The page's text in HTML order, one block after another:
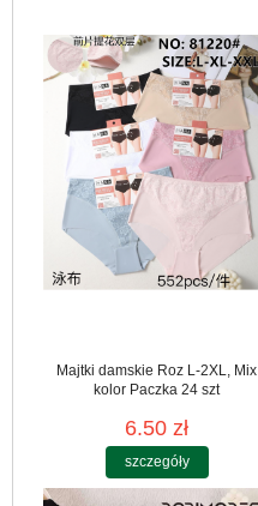
Majtki damskie Roz L-2XL, Mix
kolor Paczka 24 szt
6.50 zł
szczegóły